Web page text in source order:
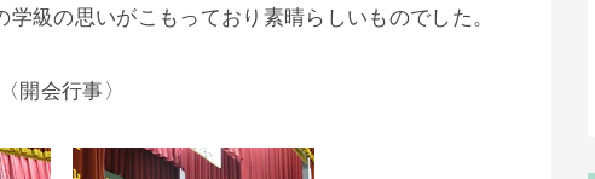
級の思いがこもっており素晴らしいものでした。
開会行事〉